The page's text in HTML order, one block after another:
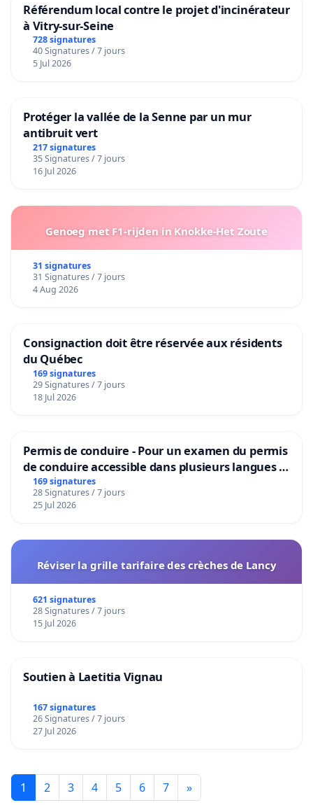
Référendum local contre le projet d'incinérateur
à Vitry-sur-Seine
728 signatures
40 Signatures / 7 jours
5 Jul 2026
Protéger la vallée de la Senne par un mur
antibruit vert
217 signatures
35 Signatures / 7 jours
16 Jul 2026
Genoeg met F1-rijden in Knokke-Het Zoute
31 signatures
31 Signatures / 7 jours
4 Aug 2026
Consignaction doit être réservée aux résidents
du Québec
169 signatures
29 Signatures / 7 jours
18 Jul 2026
Permis de conduire - Pour un examen du permis
de conduire accessible dans plusieurs langues à
Bruxelles
169 signatures
28 Signatures / 7 jours
25 Jul 2026
Réviser la grille tarifaire des crèches de Lancy
621 signatures
28 Signatures / 7 jours
15 Jul 2026
Soutien à Laetitia Vignau
167 signatures
26 Signatures / 7 jours
27 Jul 2026
1 2 3 4 5 6 7 »